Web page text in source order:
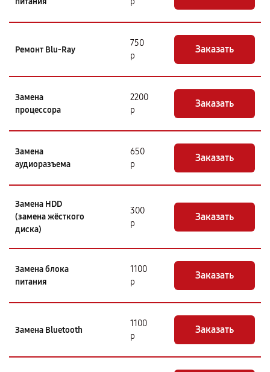
Ремонт Blu-Ray
750
р
Заказать
Замена
процессора
2200
р
Заказать
Замена
аудиоразъема
650
р
Заказать
Замена HDD
(замена жёсткого
диска)
300
р
Заказать
Замена блока
питания
1100
р
Заказать
Замена Bluetooth
1100
р
Заказать